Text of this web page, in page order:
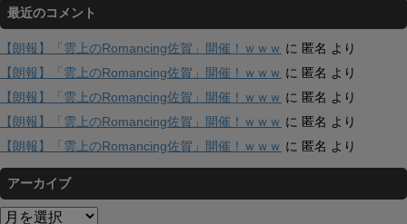
最近のコメント
【朗報】「雲上のRomancing佐賀」開催！ｗｗｗ に 匿名 より
【朗報】「雲上のRomancing佐賀」開催！ｗｗｗ に 匿名 より
【朗報】「雲上のRomancing佐賀」開催！ｗｗｗ に 匿名 より
【朗報】「雲上のRomancing佐賀」開催！ｗｗｗ に 匿名 より
【朗報】「雲上のRomancing佐賀」開催！ｗｗｗ に 匿名 より
アーカイブ
ア